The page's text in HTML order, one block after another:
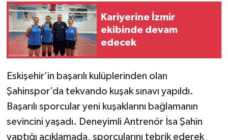
Kariyerine İzmir
ekibinde devam
edecek
Eskişehir’in başarılı kulüplerinden olan
Şahinspor’da tekvando kuşak sınavı yapıldı.
Başarılı sporcular yeni kuşaklarını bağlamanın
sevincini yaşadı. Deneyimli Antrenör İsa Şahin
yaptığı açıklamada, sporcularını tebrik ederek